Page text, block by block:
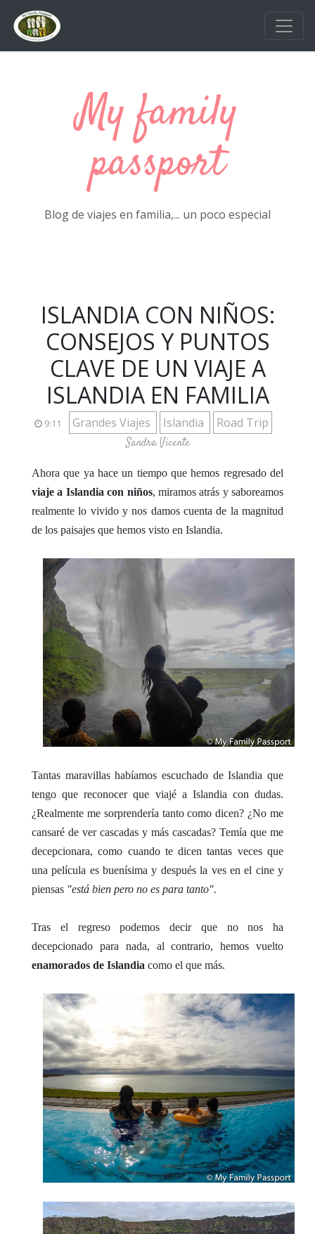
Ir al contenido principal
My family
passport
Blog de viajes en familia,... un poco especial
ISLANDIA CON NIÑOS:
CONSEJOS Y PUNTOS
CLAVE DE UN VIAJE A
ISLANDIA EN FAMILIA
9:11 Grandes Viajes Islandia Road Trip
Sandra Vicente
Ahora que ya hace un tiempo que hemos regresado del
viaje a Islandia con niños, miramos atrás y saboreamos
realmente lo vivido y nos damos cuenta de la magnitud
de los paisajes que hemos visto en Islandia.
Tantas maravillas habíamos escuchado de Islandia que
tengo que reconocer que viajé a Islandia con dudas.
¿Realmente me sorprendería tanto como dicen? ¿No me
cansaré de ver cascadas y más cascadas? Temía que me
decepcionara, como cuando te dicen tantas veces que
una película es buenísima y después la ves en el cine y
piensas "está bien pero no es para tanto".
Tras el regreso podemos decir que no nos ha
decepcionado para nada, al contrario, hemos vuelto
enamorados de Islandia como el que más.